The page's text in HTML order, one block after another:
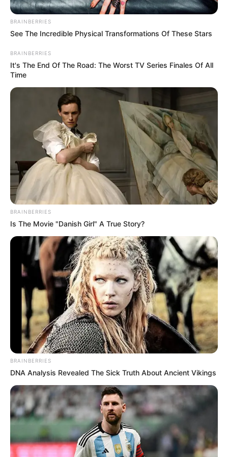
Produser: Muhammad Ramdani, Reno Marciano
Penulis Naskah: Novie Pritania, Aviv Elham
Rumah Produksi: MNC Pictures
Channel TV: GTV
Jumlah Episode:
Masa Tayang: Mulai 11 Oktober 2021
Jadwal Tayang: Senin-Kamis, jam 18:30 WIB; Jumat, jam
20:30 WIB
(foto: instagram/ipadanips.mncp)
BRAINBERRIES
See The Incredible Physical Transformations Of These Stars
BRAINBERRIES
It's The End Of The Road: The Worst TV Series Finales Of All
Time
BRAINBERRIES
Is The Movie "Danish Girl" A True Story?
BRAINBERRIES
DNA Analysis Revealed The Sick Truth About Ancient Vikings